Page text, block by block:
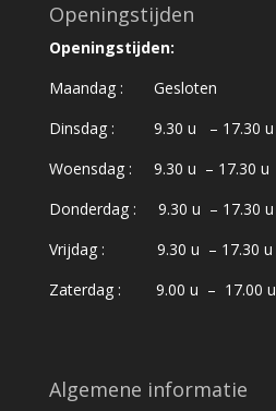
Openingstijden
Openingstijden:
Maandag : Gesloten
Dinsdag : 9.30 u – 17.30 u
Woensdag : 9.30 u – 17.30 u
Donderdag : 9.30 u – 17.30 u
Vrijdag : 9.30 u – 17.30 u
Zaterdag : 9.00 u – 17.00 u
Algemene informatie